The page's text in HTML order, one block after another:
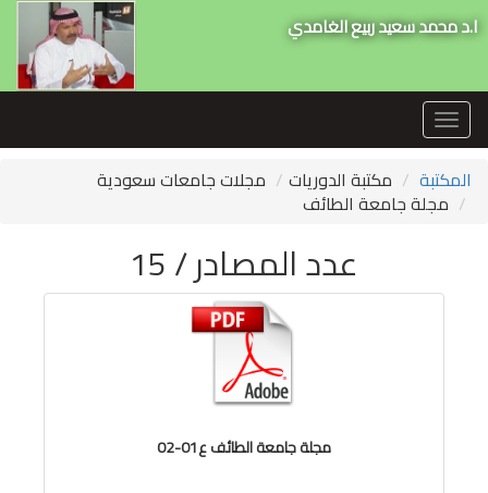
ا.د محمد سعيد ربيع الغامدي
Toggle
navigation
المكتبة
مكتبة الدوريات مجلات جامعات سعودية
مجلة جامعة الطائف
عدد المصادر / 15
مجلة جامعة الطائف ع01-02